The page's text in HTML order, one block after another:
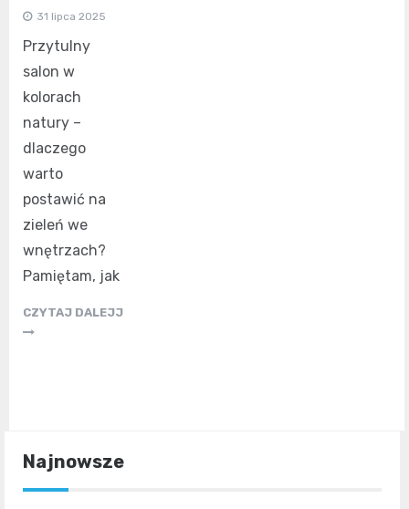
31 lipca 2025
Przytulny
salon w
kolorach
natury –
dlaczego
warto
postawić na
zieleń we
wnętrzach?
Pamiętam, jak
CZYTAJ DALEJJ
Najnowsze